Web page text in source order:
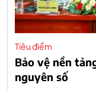
Tiêu điểm
Bảo vệ nền
nguyên số